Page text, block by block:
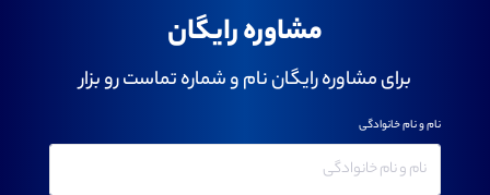
مشاوره رایگان
برای مشاوره رایگان نام و شماره تماست رو بزار
نام و نام خانوادگی